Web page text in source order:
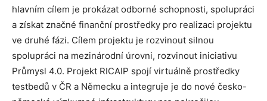
hlavním cílem je prokázat odborné schopnosti, spolupráci
a získat značné finanční prostředky pro realizaci projektu
ve druhé fázi. Cílem projektu je rozvinout silnou
spolupráci na mezinárodní úrovni, rozvinout iniciativu
Průmysl 4.0. Projekt RICAIP spojí virtuálně prostředky
testbedů v ČR a Německu a integruje je do nové česko-